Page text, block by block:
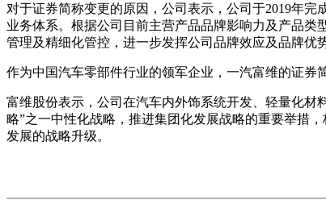
对于证券简称变更的原因，公司表示，公司于2019年
业务体系。根据公司目前主营产品品牌影响力及产品
管理及精细化管控，进一步发挥公司品牌效应及品牌优
作为中国汽车零部件行业的领军企业，一汽富维的证券
富维股份表示，公司在汽车内外饰系统开发、轻量化
略”之一中性化战略，推进集团化发展战略的重要举措
发展的战略升级。